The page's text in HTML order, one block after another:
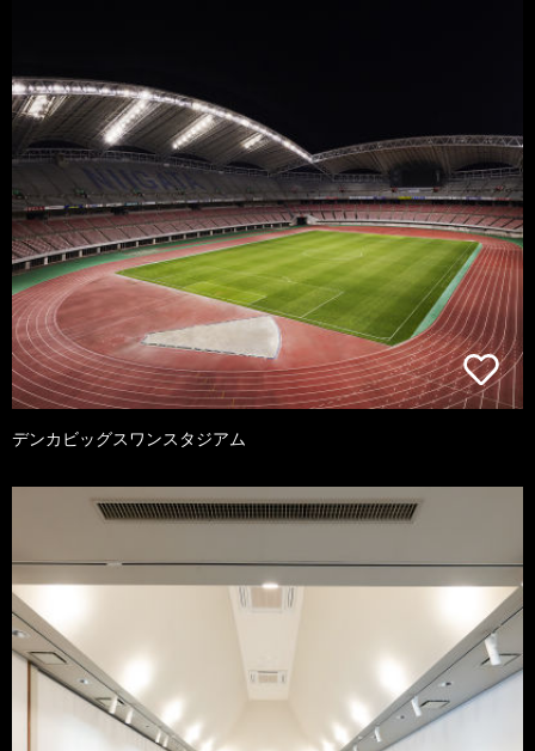
デンカビッグスワンスタジアム